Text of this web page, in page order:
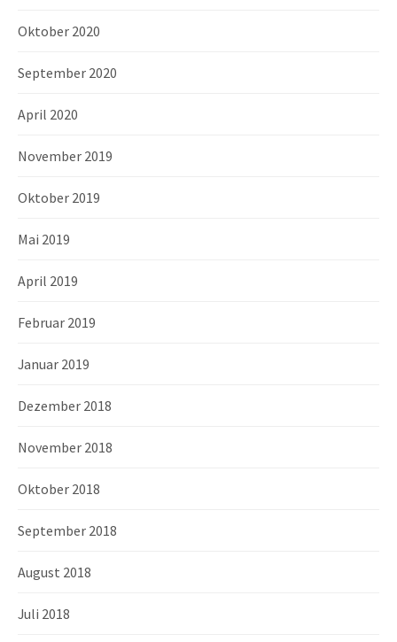
Oktober 2020
September 2020
April 2020
November 2019
Oktober 2019
Mai 2019
April 2019
Februar 2019
Januar 2019
Dezember 2018
November 2018
Oktober 2018
September 2018
August 2018
Juli 2018